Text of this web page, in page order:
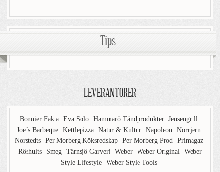
Tips
LEVERANTÖRER
Bonnier Fakta Eva Solo Hammarö Tändprodukter Jensengrill
Joe´s Barbeque Kettlepizza Natur & Kultur Napoleon Norrjern
Norstedts Per Morberg Köksredskap Per Morberg Prod Primagaz
Röshults
Smeg Tärnsjö Garveri Weber Weber Original Weber
Style Lifestyle Weber Style Tools